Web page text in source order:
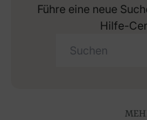
Führe eine neue
Hilfe-